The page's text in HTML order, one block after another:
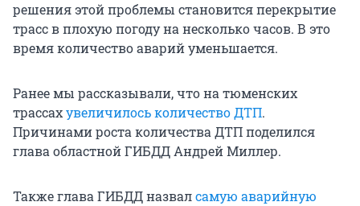
решения этой проблемы становится перекрытие
трасс в плохую погоду на несколько часов. В это
время количество аварий уменьшается.
Ранее мы рассказывали, что на тюменских
трассахувеличилось количество ДТП.
Причинами роста количества ДТП поделился
глава областной ГИБДД Андрей Миллер.
Также глава ГИБДД назвалсамую аварийную